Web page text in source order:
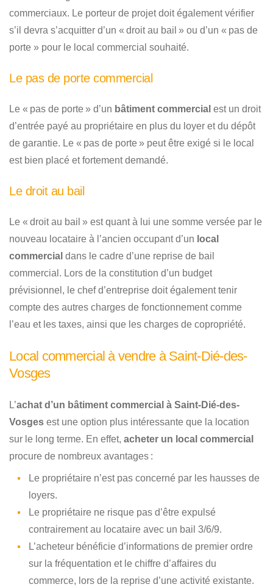
commerciaux. Le porteur de projet doit également vérifier
s’il devra s’acquitter d’un « droit au bail » ou d’un « pas de
porte » pour le local commercial souhaité.
Le pas de porte commercial
Le « pas de porte » d’un bâtiment commercial est un droit
d’entrée payé au propriétaire en plus du loyer et du dépôt
de garantie. Le « pas de porte » peut être exigé si le local
est bien placé et fortement demandé.
Le droit au bail
Le « droit au bail » est quant à lui une somme versée par le
nouveau locataire à l’ancien occupant d’un local
commercial dans le cadre d’une reprise de bail
commercial. Lors de la constitution d’un budget
prévisionnel, le chef d’entreprise doit également tenir
compte des autres charges de fonctionnement comme
l’eau et les taxes, ainsi que les charges de copropriété.
Local commercial à vendre à Saint-Dié-des-
Vosges
L’achat d’un bâtiment commercial à Saint-Dié-des-
Vosges est une option plus intéressante que la location
sur le long terme. En effet, acheter un local commercial
procure de nombreux avantages :
Le propriétaire n’est pas concerné par les hausses de
loyers.
Le propriétaire ne risque pas d’être expulsé
contrairement au locataire avec un bail 3/6/9.
L’acheteur bénéficie d’informations de premier ordre
sur la fréquentation et le chiffre d’affaires du
commerce, lors de la reprise d’une activité existante.